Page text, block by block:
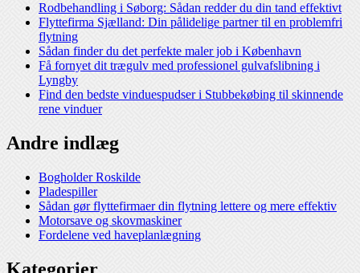
Rodbehandling i Søborg: Sådan redder du din tand effektivt
Flyttefirma Sjælland: Din pålidelige partner til en problemfri
flytning
Sådan finder du det perfekte maler job i København
Få fornyet dit trægulv med professionel gulvafslibning i
Lyngby
Find den bedste vinduespudser i Stubbekøbing til skinnende
rene vinduer
Andre indlæg
Bogholder Roskilde
Pladespiller
Sådan gør flyttefirmaer din flytning lettere og mere effektiv
Motorsave og skovmaskiner
Fordelene ved haveplanlægning